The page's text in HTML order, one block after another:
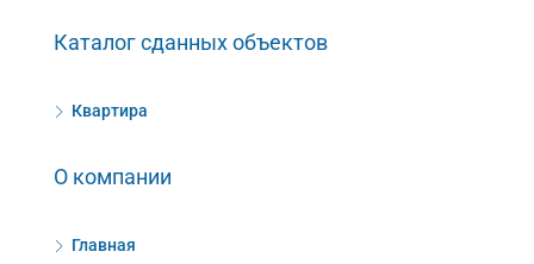
Каталог сданных объектов
Квартира
О компании
Главная